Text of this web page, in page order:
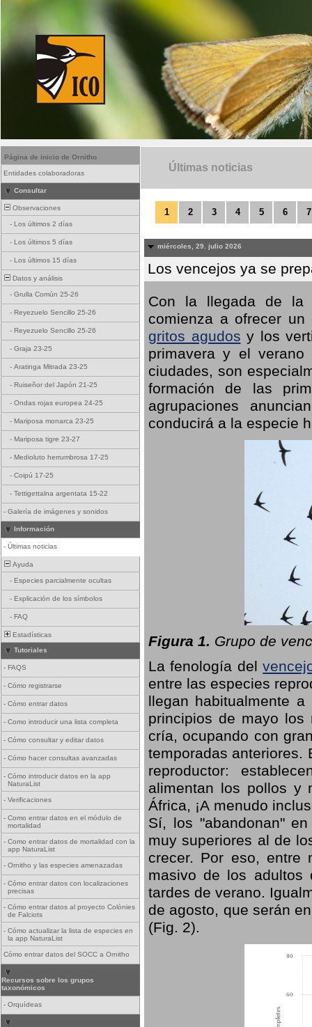
Página de inicio de Ornitho
Entidades colaboradoras
Consultar
Observaciones
- Los últimos 2 días
- Los últimos 5 días
- Los últimos 15 días
Datos y análisis
- Grulla Común 25-26
- Reyezuelo Sencillo 25-26
- Reyezuelo Sencillo 25-26
- Graja 23-25
- Aratinga Mitrada 23-25
- Ruiseñor del Japón 21-25
- Ondas rojas europea 24-25
- Mariposa monarca 23-25
- Mariposa tigre 23-27
- Medioluto herrumbrosa 17-25
- Coipú 17-25
- Tettigettalna argentata 15-22
- Galería de imágenes y sonidos
Información
- Últimas noticias
Ayuda
- Especies parcialmente ocultas
- Explicación de los símbolos
- FAQ
Estadísticas
Tutoriales
- FAQS
- Cómo registrarse
- Cómo entrar datos
- Como introducir una lista completa
- Cómo consultar y editar datos
- Cómo hacer consultas avanzadas
- Cómo introducir datos en la app
NaturaList
- Verificaciones
- Como entrar datos en el módulo de
mortalidad
- Como entrar datos de mortalidad con la
app NaturaList
- Ornitho y las especies amenazadas
- Cómo entrar datos con localizaciones
precisas
- Cómo entrar datos al proyecto Colònies
de Falciots
- Cómo actualizar la lista de especies en
la app NaturaList
Cómo entrar datos del SOCC a Ornitho
Recursos sobre los grupos
taxonómicos
- Orquídeas
Últimas noticias
1 2 3 4 5 6 7
miércoles, 29. julio 2026
Los vencejos ya se
Con la llegada de la
comienza a ofrecer un
gritos agudos y los
primavera y el
ciudades, son
formación de las
agrupaciones
conducirá a la especie
Figura 1. Grupo de
La fenología del
entre las especies
llegan habitualmente
principios de mayo los
cría, ocupando con
temporadas anteriores.
reproductor:
alimentan los pollos y
África, ¡A menudo
Sí, los "abandonan"
muy superiores al de
crecer. Por eso, entre
masivo de los adultos
tardes de verano.
de agosto, que serán
(Fig. 2).